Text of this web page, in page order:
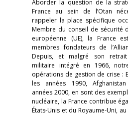
Aborder la question de la
France au sein de l’Otan
rappeler la place spécifique
Membre du conseil de sécurité
européenne (UE), la France
membres fondateurs de
Depuis, et malgré son
militaire intégré en 1966,
opérations de gestion de crise :
les années 1990,
années 2000, en sont des
nucléaire, la France contribue
États-Unis et du Royaume-Uni,